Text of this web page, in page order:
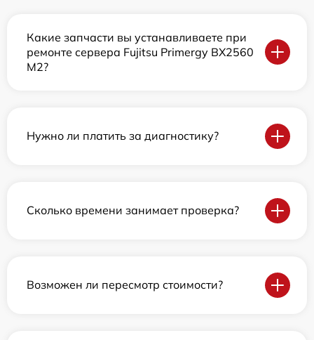
Какие запчасти вы устанавливаете при
ремонте сервера Fujitsu Primergy BX2560
M2?
Нужно ли платить за диагностику?
Сколько времени занимает проверка?
Возможен ли пересмотр стоимости?